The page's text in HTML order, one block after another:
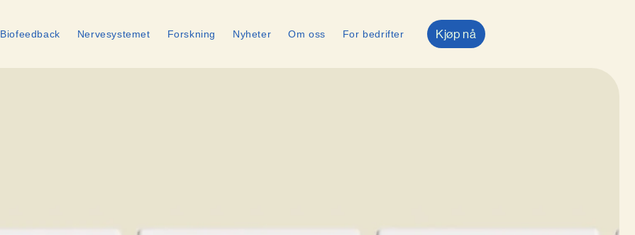
Biofeedback Nervesystemet Forskning Nyheter Om oss For bedrifter Kjøp nå